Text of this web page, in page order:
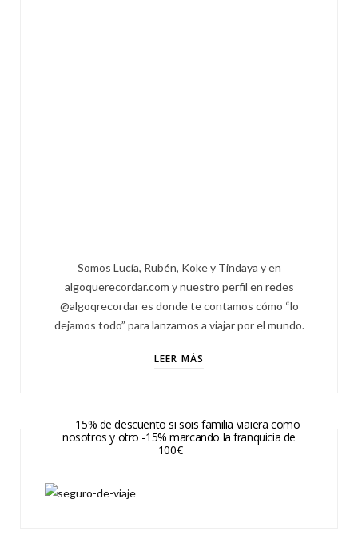
Somos Lucía, Rubén, Koke y Tindaya y en
algoquerecordar.com y nuestro perfil en redes
@algoqrecordar es donde te contamos cómo “lo
dejamos todo” para lanzarnos a viajar por el mundo.
LEER MÁS
15% de descuento si sois familia viajera como
nosotros y otro -15% marcando la franquicia de
100€